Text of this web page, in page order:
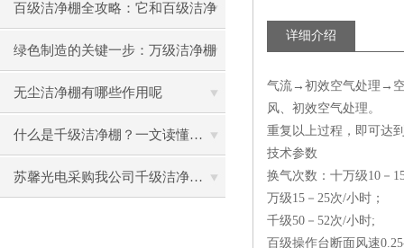
百级洁净棚全攻略：它和百级洁净
室到底有什么区别？
绿色制造的关键一步：万级洁净棚
助力环保型半导体产业发展
无尘洁净棚有哪些作用呢
什么是千级洁净棚？一文读懂其结构特点与局部净化优势
苏馨光电采购我公司千级洁净棚普通工作台一批（7月07日）已顺利交货
详细介绍
气流→初效空气处理→
风、初效空气处理。
重复以上过程，即可达
技术参数
换气次数：十万级10－
万级15－25次/小时；
千级50－52次/小时;
百级操作台断面风速